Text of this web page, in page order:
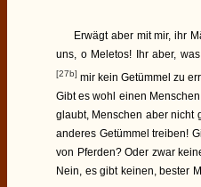
Erwägt aber mit mir, ihr
uns, o Meletos! Ihr aber,
[27b] mir kein Getümmel zu
Gibt es wohl einen
glaubt, Menschen aber nicht
anderes Getümmel treiben!
von Pferden? Oder zwar
Nein, es gibt keinen, bester